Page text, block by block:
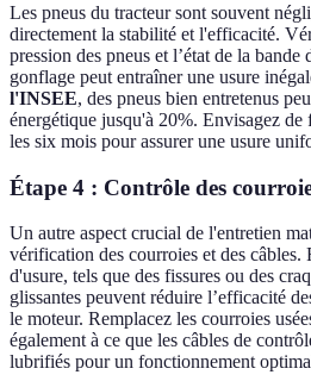
Les pneus du tracteur sont souvent
directement la stabilité et l'efficacité.
pression des pneus et l’état de la
gonflage peut entraîner une usure
l'INSEE, des pneus bien entretenus
énergétique jusqu'à 20%. Envisagez de
les six mois pour assurer une usure
Étape 4 : Contrôle des
Un autre aspect crucial de l'entretien
vérification des courroies et des câbles.
d'usure, tels que des fissures ou des
glissantes peuvent réduire l’efficacité
le moteur. Remplacez les courroies
également à ce que les câbles de
lubrifiés pour un fonctionnement